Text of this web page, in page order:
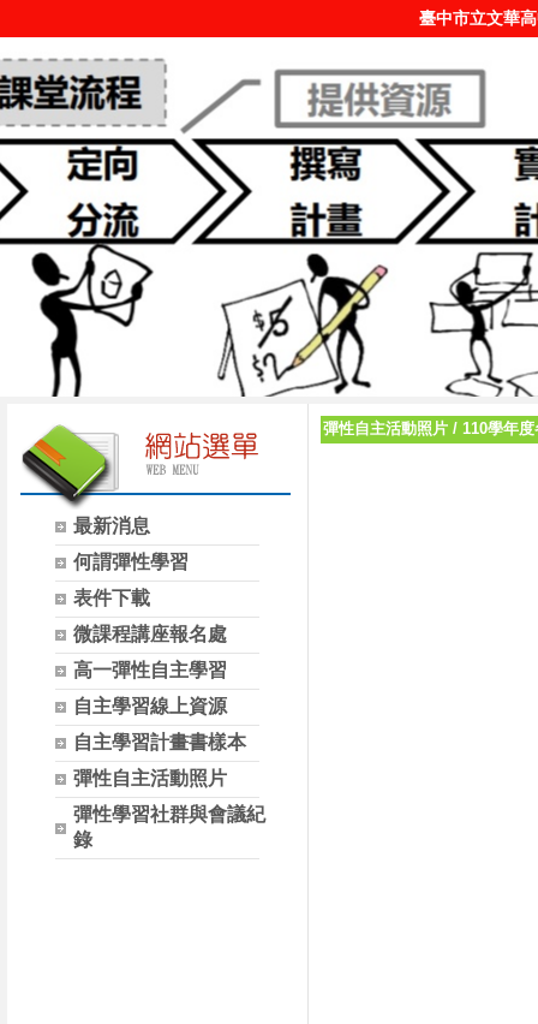
臺中市立文華
最新消息
何謂彈性學習
表件下載
微課程講座報名處
高一彈性自主學習
自主學習線上資源
自主學習計畫書樣本
彈性自主活動照片
彈性學習社群與會議紀
錄
彈性自主活動照片 / 110學年